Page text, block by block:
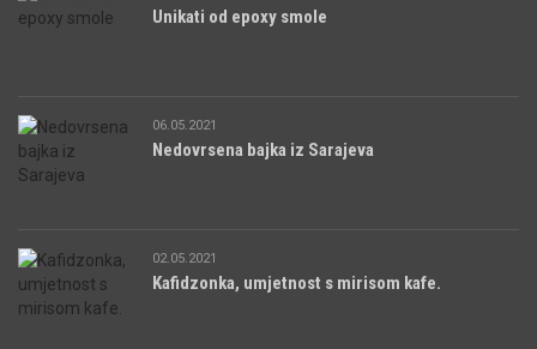
Unikati od epoxy smole
06.05.2021
Nedovrsena bajka iz Sarajeva
02.05.2021
Kafidzonka, umjetnost s mirisom kafe.